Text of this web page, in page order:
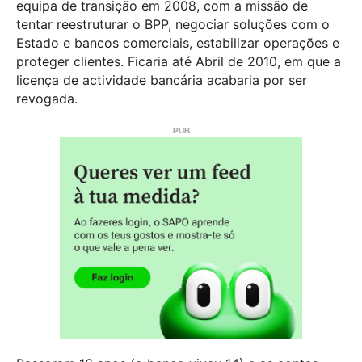
equipa de transição em 2008, com a missão de
tentar reestruturar o BPP, negociar soluções com o
Estado e bancos comerciais, estabilizar operações e
proteger clientes. Ficaria até Abril de 2010, em que a
licença de actividade bancária acabaria por ser
revogada.